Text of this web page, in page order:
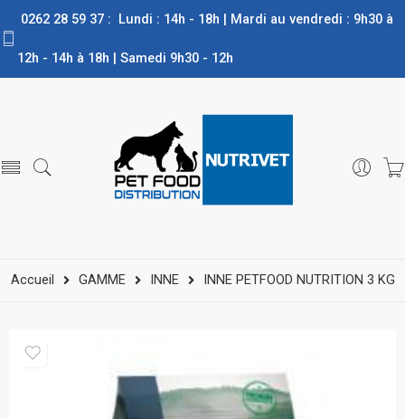
0262 28 59 37 : Lundi : 14h - 18h | Mardi au vendredi : 9h30 à
12h - 14h à 18h | Samedi 9h30 - 12h
Accueil GAMME INNE INNE PETFOOD NUTRITION 3 KG